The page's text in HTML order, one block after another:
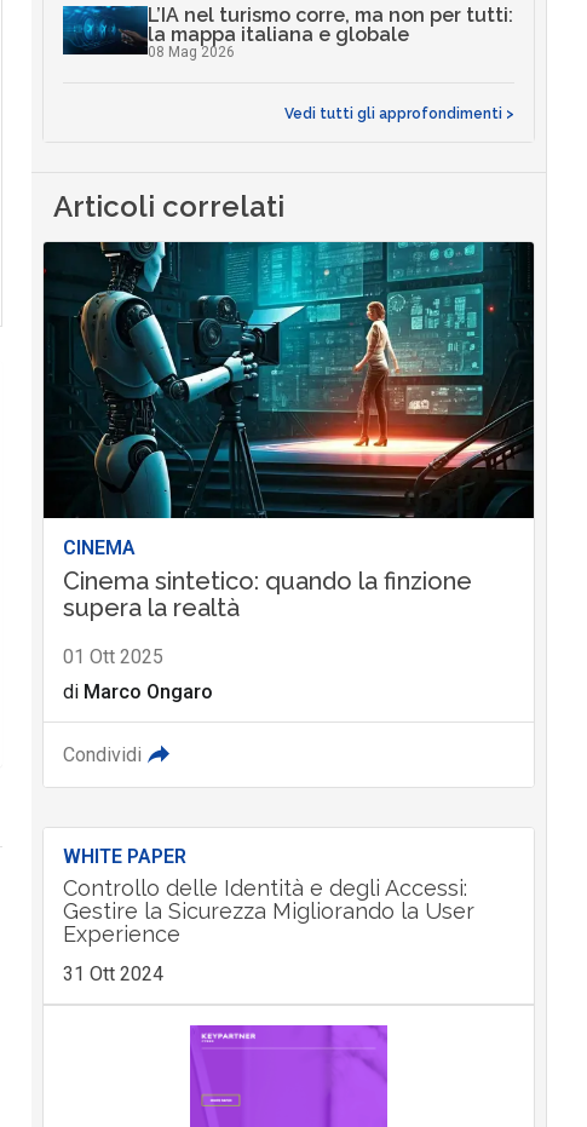
L’IA nel turismo corre, ma non per tutti:
la mappa italiana e globale
08 Mag 2026
Vedi tutti gli approfondimenti >
Articoli correlati
CINEMA
Cinema sintetico: quando la finzione
supera la realtà
01 Ott 2025
di Marco Ongaro
Condividi
WHITE PAPER
Controllo delle Identità e degli Accessi:
Gestire la Sicurezza Migliorando la User
Experience
31 Ott 2024